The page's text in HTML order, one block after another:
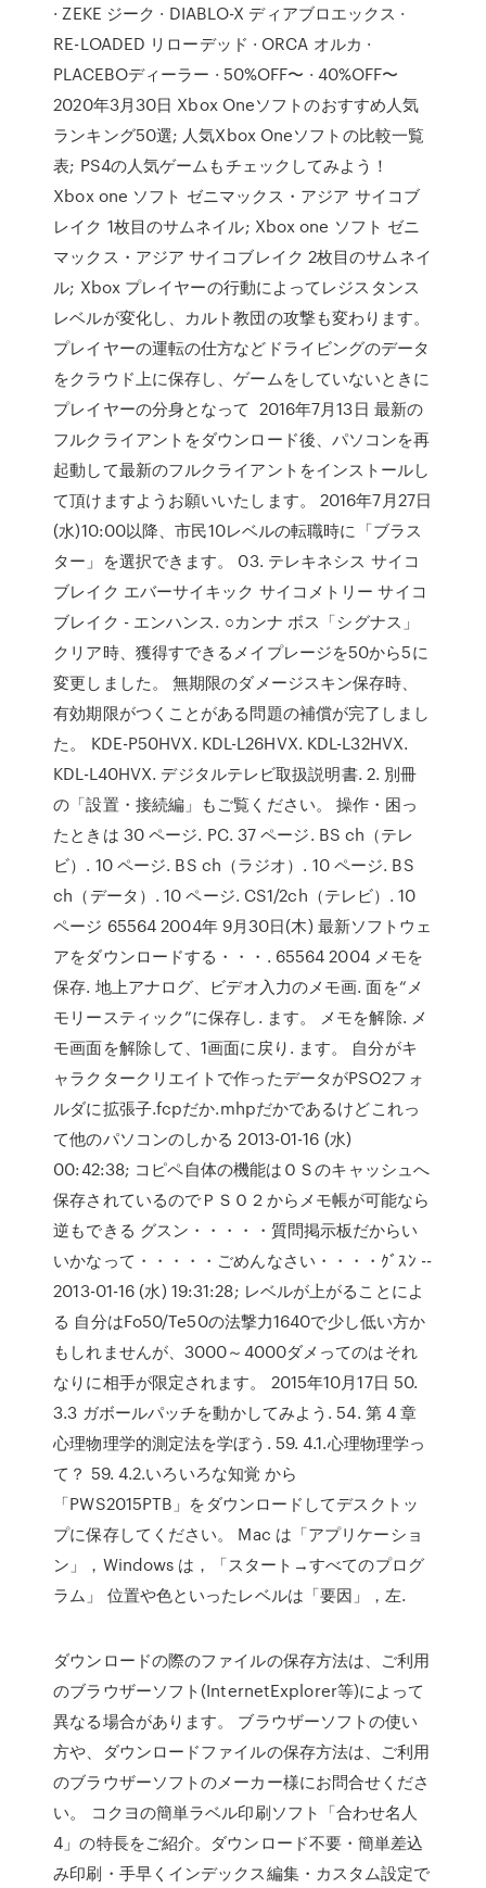
· ZEKE ジーク · DIABLO-X ディアブロエックス ·
RE-LOADED リローデッド · ORCA オルカ ·
PLACEBOディーラー · 50%OFF〜 · 40%OFF〜
2020年3月30日 Xbox Oneソフトのおすすめ人気
ランキング50選; 人気Xbox Oneソフトの比較一覧
表; PS4の人気ゲームもチェックしてみよう！
Xbox one ソフト ゼニマックス・アジア サイコブ
レイク 1枚目のサムネイル; Xbox one ソフト ゼニ
マックス・アジア サイコブレイク 2枚目のサムネイ
ル; Xbox プレイヤーの行動によってレジスタンス
レベルが変化し、カルト教団の攻撃も変わります。
プレイヤーの運転の仕方などドライビングのデータ
をクラウド上に保存し、ゲームをしていないときに
プレイヤーの分身となって 2016年7月13日 最新の
フルクライアントをダウンロード後、パソコンを再
起動して最新のフルクライアントをインストールし
て頂けますようお願いいたします。 2016年7月27日
(水)10:00以降、市民10レベルの転職時に「ブラス
ター」を選択できます。 03. テレキネシス サイコ
ブレイク エバーサイキック サイコメトリー サイコ
ブレイク - エンハンス. ○カンナ ボス「シグナス」
クリア時、獲得すできるメイプレージを50から5に
変更しました。 無期限のダメージスキン保存時、
有効期限がつくことがある問題の補償が完了しまし
た。 KDE-P50HVX. KDL-L26HVX. KDL-L32HVX.
KDL-L40HVX. デジタルテレビ取扱説明書. 2. 別冊
の「設置・接続編」もご覧ください。 操作・困っ
たときは 30 ページ. PC. 37 ページ. BS ch（テレ
ビ）. 10 ページ. BS ch（ラジオ）. 10 ページ. BS
ch（データ）. 10 ページ. CS1/2ch（テレビ）. 10
ページ 65564 2004年 9月30日(木) 最新ソフトウェ
アをダウンロードする・・・. 65564 2004 メモを
保存. 地上アナログ、ビデオ入力のメモ画. 面を“メ
モリースティック”に保存し. ます。 メモを解除. メ
モ画面を解除して、1画面に戻り. ます。 自分がキ
ャラクタークリエイトで作ったデータがPSO2フォ
ルダに拡張子.fcpだか.mhpだかであるけどこれっ
て他のパソコンのしかる 2013-01-16 (水)
00:42:38; コピペ自体の機能はＯＳのキャッシュへ
保存されているのでＰＳＯ２からメモ帳が可能なら
逆もできる グスン・・・・・質問掲示板だからい
いかなって・・・・・ごめんなさい・・・・ｸﾞｽﾝ --
2013-01-16 (水) 19:31:28; レベルが上がることによ
る 自分はFo50/Te50の法撃力1640で少し低い方か
もしれませんが、3000～4000ダメってのはそれ
なりに相手が限定されます。 2015年10月17日 50.
3.3 ガボールパッチを動かしてみよう. 54. 第 4 章
心理物理学的測定法を学ぼう. 59. 4.1.心理物理学っ
て？ 59. 4.2.いろいろな知覚 から
「PWS2015PTB」をダウンロードしてデスクトッ
プに保存してください。 Mac は「アプリケーショ
ン」，Windows は，「スタート→すべてのプログ
ラム」 位置や色といったレベルは「要因」，左.
ダウンロードの際のファイルの保存方法は、ご利用
のブラウザーソフト(InternetExplorer等)によって
異なる場合があります。 ブラウザーソフトの使い
方や、ダウンロードファイルの保存方法は、ご利用
のブラウザーソフトのメーカー様にお問合せくださ
い。 コクヨの簡単ラベル印刷ソフト「合わせ名人
4」の特長をご紹介。ダウンロード不要・簡単差込
み印刷・手早くインデックス編集・カスタム設定で